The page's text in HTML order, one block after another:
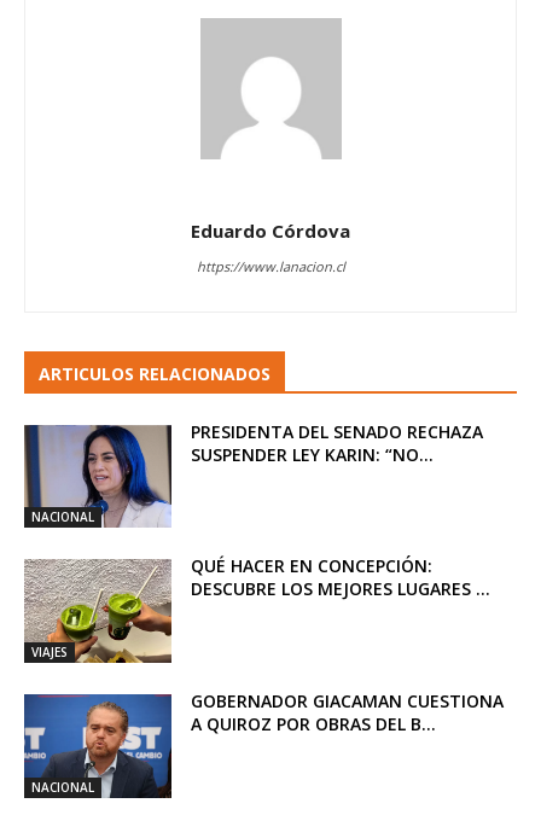
Eduardo Córdova
https://www.lanacion.cl
ARTICULOS RELACIONADOS
NACIONAL
PRESIDENTA DEL SENADO RECHAZA
SUSPENDER LEY KARIN: “NO...
VIAJES
QUÉ HACER EN CONCEPCIÓN:
DESCUBRE LOS MEJORES LUGARES ...
NACIONAL
GOBERNADOR GIACAMAN CUESTIONA
A QUIROZ POR OBRAS DEL B...